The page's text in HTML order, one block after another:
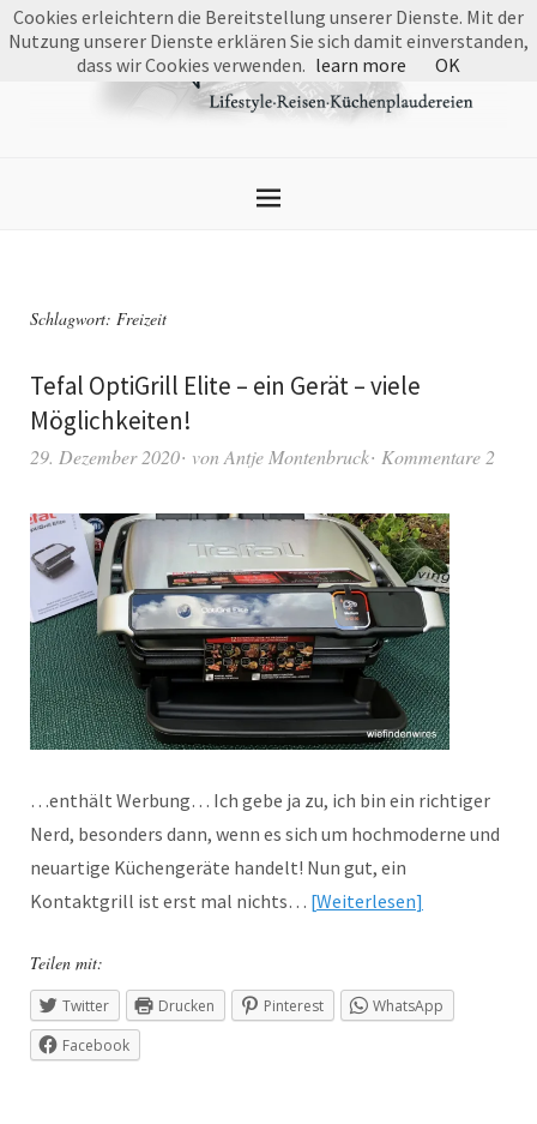
Schlagwort: Freizeit
Tefal OptiGrill Elite – ein Gerät – viele
Möglichkeiten!
29. Dezember 2020 vonAntje Montenbruck Kommentare 2
…enthält Werbung… Ich gebe ja zu, ich bin ein richtiger
Nerd, besonders dann, wenn es sich um hochmoderne und
neuartige Küchengeräte handelt! Nun gut, ein
Kontaktgrill ist erst mal nichts… Weiterlesen
Teilen mit:
Twitter Drucken Pinterest
WhatsApp
Facebook
Cookies erleichtern die Bereitstellung unserer Dienste. Mit der
Nutzung unserer Dienste erklären Sie sich damit einverstanden,
dass wir Cookies verwenden. learn more OK